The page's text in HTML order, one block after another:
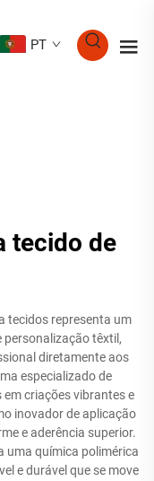
PT
tecido de
tecidos representa um
têxtil,
diretamente aos
especializado de
criações vibrantes e
inovador de aplicação
e aderência superior.
uma química polimérica
e durável que se move